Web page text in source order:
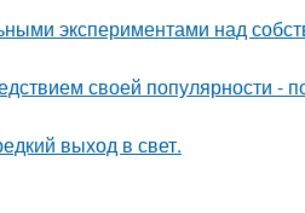
экспериментами над
своей популярности -
выход в свет.